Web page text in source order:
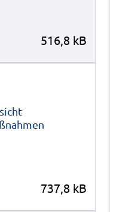
516,8 kB
737,8 kB